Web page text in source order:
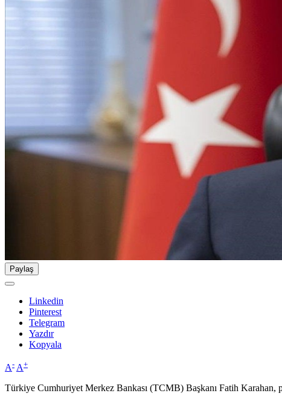
Paylaş
Linkedin
Pinterest
Telegram
Yazdır
Kopyala
A- A+
Türkiye Cumhuriyet Merkez Bankası (TCMB) Başkanı Fatih Karahan,